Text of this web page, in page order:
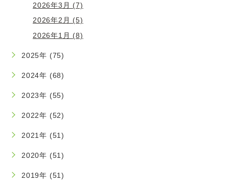
2026年3月 (7)
2026年2月 (5)
2026年1月 (8)
2025年 (75)
2024年 (68)
2023年 (55)
2022年 (52)
2021年 (51)
2020年 (51)
2019年 (51)